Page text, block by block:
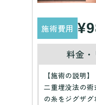
施術費用
料金
【施術の説明】
二重埋没法の
の糸をジグザ